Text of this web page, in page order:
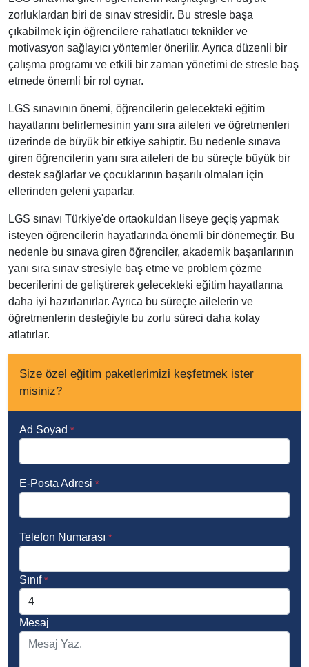
zorluklardan biri de sınav stresidir. Bu stresle başa
çıkabilmek için öğrencilere rahatlatıcı teknikler ve
motivasyon sağlayıcı yöntemler önerilir. Ayrıca düzenli bir
çalışma programı ve etkili bir zaman yönetimi de stresle baş
etmede önemli bir rol oynar.
LGS sınavının önemi, öğrencilerin gelecekteki eğitim
hayatlarını belirlemesinin yanı sıra aileleri ve öğretmenleri
üzerinde de büyük bir etkiye sahiptir. Bu nedenle sınava
giren öğrencilerin yanı sıra aileleri de bu süreçte büyük bir
destek sağlarlar ve çocuklarının başarılı olmaları için
ellerinden geleni yaparlar.
LGS sınavı Türkiye'de ortaokuldan liseye geçiş yapmak
isteyen öğrencilerin hayatlarında önemli bir dönemeçtir. Bu
nedenle bu sınava giren öğrenciler, akademik başarılarının
yanı sıra sınav stresiyle baş etme ve problem çözme
becerilerini de geliştirerek gelecekteki eğitim hayatlarına
daha iyi hazırlanırlar. Ayrıca bu süreçte ailelerin ve
öğretmenlerin desteğiyle bu zorlu süreci daha kolay
atlatırlar.
Size özel eğitim paketlerimizi keşfetmek ister
misiniz?
Ad Soyad *
E-Posta Adresi *
Telefon Numarası *
Sınıf*
Mesaj